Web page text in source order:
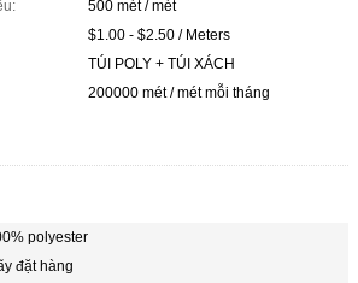
500 mét / mét
$1.00 - $2.50 / Meters
TÚI POLY + TÚI XÁCH
200000 mét / mét mỗi tháng
polyester
đặt hàng